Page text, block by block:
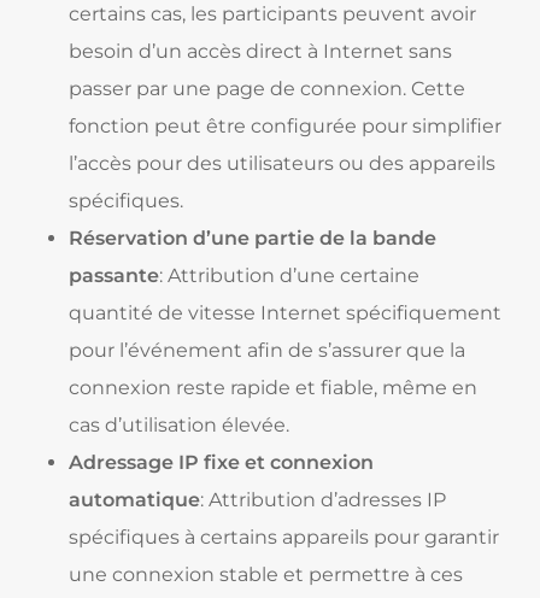
certains cas, les participants peuvent avoir
besoin d’un accès direct à Internet sans
passer par une page de connexion. Cette
fonction peut être configurée pour simplifier
l’accès pour des utilisateurs ou des appareils
spécifiques.
Réservation d’une partie de la bande
passante: Attribution d’une certaine
quantité de vitesse Internet spécifiquement
pour l’événement afin de s’assurer que la
connexion reste rapide et fiable, même en
cas d’utilisation élevée.
Adressage IP fixe et connexion
automatique: Attribution d’adresses IP
spécifiques à certains appareils pour garantir
une connexion stable et permettre à ces